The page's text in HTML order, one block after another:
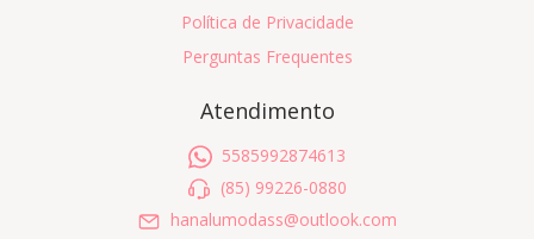
Política de Privacidade
Perguntas Frequentes
Atendimento
5585992874613
(85) 99226-0880
hanalumodass@outlook.com